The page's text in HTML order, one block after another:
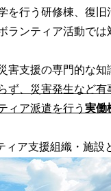
を行う研修棟、復
ランティア活動で
害支援の専門的な
ず、災害発生など有
ィア派遣を行う 実働
ィア支援組織・施設